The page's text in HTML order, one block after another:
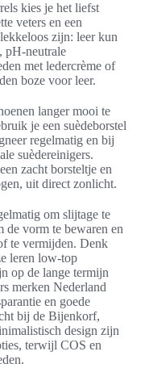
kies je het liefst
veters en een
zijn: leer kun
pH-neutrale
met ledercrème of
boze voor leer.
langer mooi te
je een suèdeborstel
regelmatig en bij
suèdereinigers.
zacht borsteltje en
uit direct zonlicht.
om slijtage te
de vorm te bewaren en
te vermijden. Denk
leren low-top
op de lange termijn
merken Nederland
en goede
bij de Bijenkorf,
design zijn
terwijl COS en